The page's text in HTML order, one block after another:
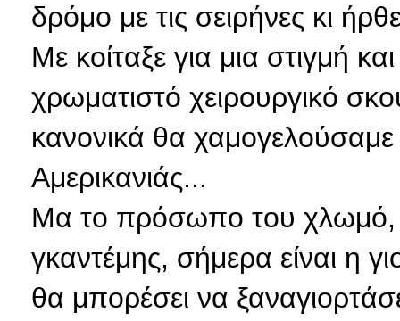
δρόμο με τις σειρήνες κι
Με κοίταξε για μια στιγμή
χρωματιστό χειρουργικό
κανονικά θα χαμογελούσαμε
Αμερικανιάς...
Μα το πρόσωπο του χλωμό,
γκαντέμης, σήμερα είναι η
θα μπορέσει να